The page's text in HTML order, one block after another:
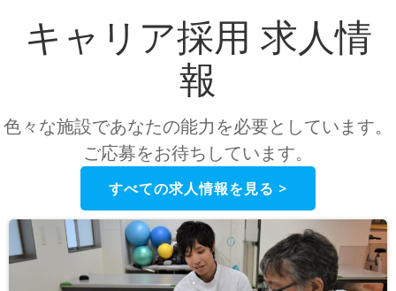
キャリア採用 求人情
報
色々な施設であなたの能力を必要としています。
ご応募をお待ちしています。
すべての求人情報を見る >